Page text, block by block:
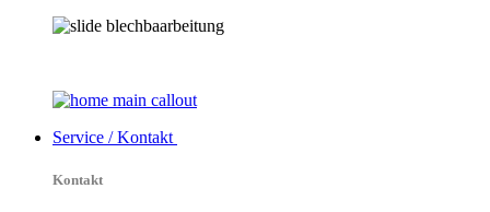
Service / Kontakt
Kontakt